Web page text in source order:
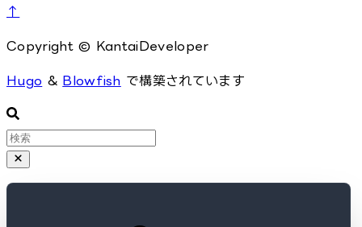
↑
Copyright © KantaiDeveloper
Hugo & Blowfish で構築されています